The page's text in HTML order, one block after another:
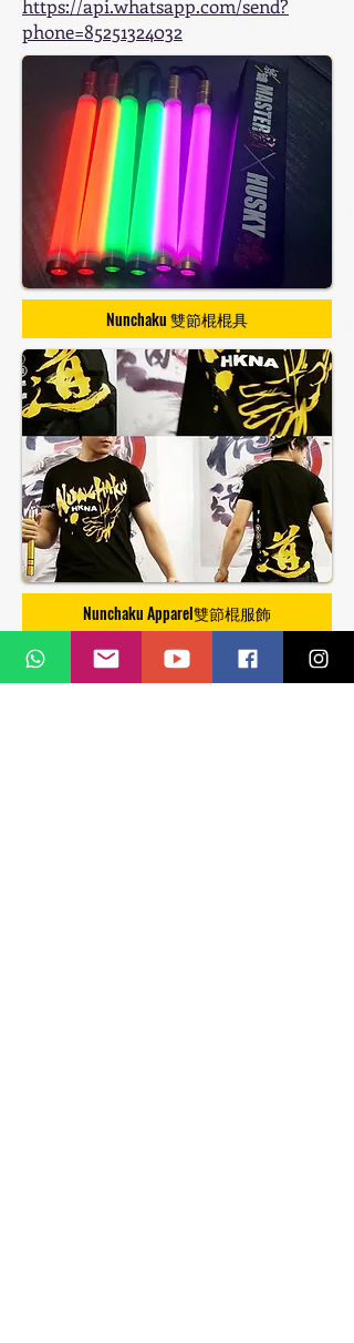
https://api.whatsapp.com/send?
phone=85251324032
Nunchaku 雙節棍棍具
Nunchaku Apparel雙節棍服飾